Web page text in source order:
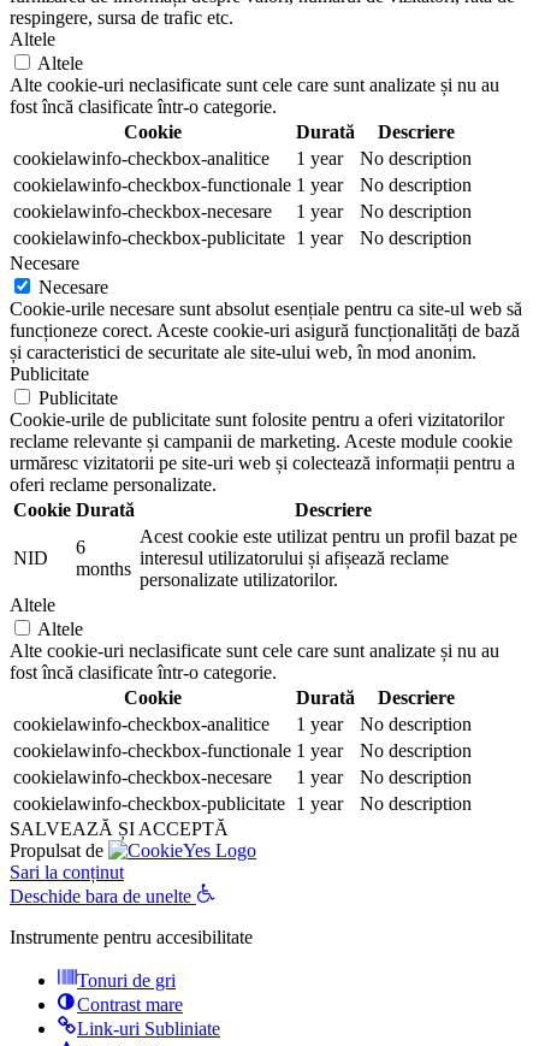
respingere, sursa de trafic etc.
Altele
Altele
Alte cookie-uri neclasificate sunt cele care sunt analizate și nu au
fost încă clasificate într-o categorie.
Cookie
Durată
Descriere
cookielawinfo-checkbox-analitice
1 year
No description
cookielawinfo-checkbox-functionale 1 year
No description
cookielawinfo-checkbox-necesare
1 year
No description
cookielawinfo-checkbox-publicitate 1 year
No description
Necesare
Necesare
Cookie-urile necesare sunt absolut esențiale pentru ca site-ul web să
funcționeze corect. Aceste cookie-uri asigură funcționalități de bază
și caracteristici de securitate ale site-ului web, în mod anonim.
Publicitate
Publicitate
Cookie-urile de publicitate sunt folosite pentru a oferi vizitatorilor
reclame relevante și campanii de marketing. Aceste module cookie
urmăresc vizitatorii pe site-uri web și colectează informații pentru a
oferi reclame personalizate.
Cookie Durată Descriere
NID
6
months
Acest cookie este utilizat pentru un profil bazat pe
interesul utilizatorului și afișează reclame
personalizate utilizatorilor.
Altele
Altele
Alte cookie-uri neclasificate sunt cele care sunt analizate și nu au
fost încă clasificate într-o categorie.
Cookie
Durată
Descriere
cookielawinfo-checkbox-analitice
1 year
No description
cookielawinfo-checkbox-functionale 1 year
No description
cookielawinfo-checkbox-necesare
1 year
No description
cookielawinfo-checkbox-publicitate 1 year
No description
SALVEAZĂ ȘI ACCEPTĂ
Propulsat de
Sari la conținut
Deschide bara de unelte
Instrumente pentru accesibilitate
Tonuri de gri
Contrast mare
Link-uri Subliniate